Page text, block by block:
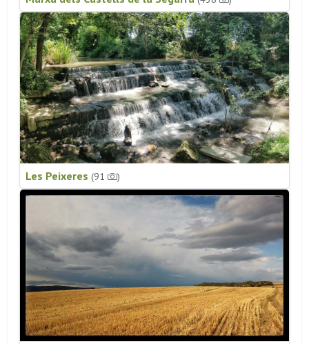
Les Peixeres (91 )